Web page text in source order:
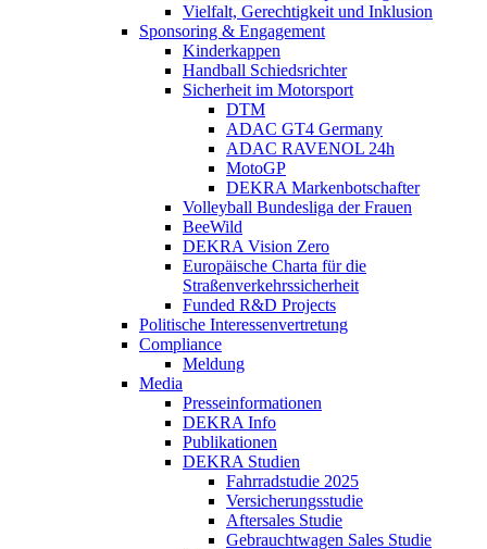
Vielfalt, Gerechtigkeit und Inklusion​
Sponsoring & Engagement
Kinderkappen
Handball Schiedsrichter
Sicherheit im Motorsport
DTM
ADAC GT4 Germany
ADAC RAVENOL 24h
MotoGP
DEKRA Markenbotschafter
Volleyball Bundesliga der Frauen
BeeWild
DEKRA Vision Zero
Europäische Charta für die
Straßenverkehrssicherheit
Funded R&D Projects
Politische Interessenvertretung
Compliance
Meldung
Media
Presseinformationen
DEKRA Info
Publikationen
DEKRA Studien
Fahrradstudie 2025
Versicherungsstudie
Aftersales Studie
Gebrauchtwagen Sales Studie